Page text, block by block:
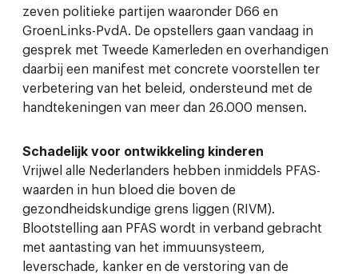
zeven politieke partijen waaronder D66 en
GroenLinks-PvdA. De opstellers gaan vandaag in
gesprek met Tweede Kamerleden en overhandigen
daarbij een manifest met concrete voorstellen ter
verbetering van het beleid, ondersteund met de
handtekeningen van meer dan 26.000 mensen.
Schadelijk voor ontwikkeling kinderen
Vrijwel alle Nederlanders hebben inmiddels PFAS-
waarden in hun bloed die boven de
gezondheidskundige grens liggen (RIVM).
Blootstelling aan PFAS wordt in verband gebracht
met aantasting van het immuunsysteem,
leverschade, kanker en de verstoring van de